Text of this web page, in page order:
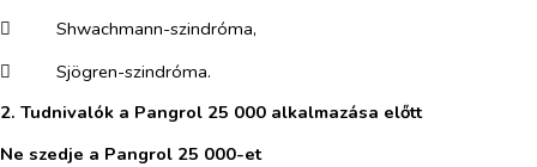
​
Shwachmann-szindróma,
​
Sjögren-szindróma.
2. Tudnivalók a Pangrol 25 000 alkalmazása előtt
Ne szedje a Pangrol 25 000-et